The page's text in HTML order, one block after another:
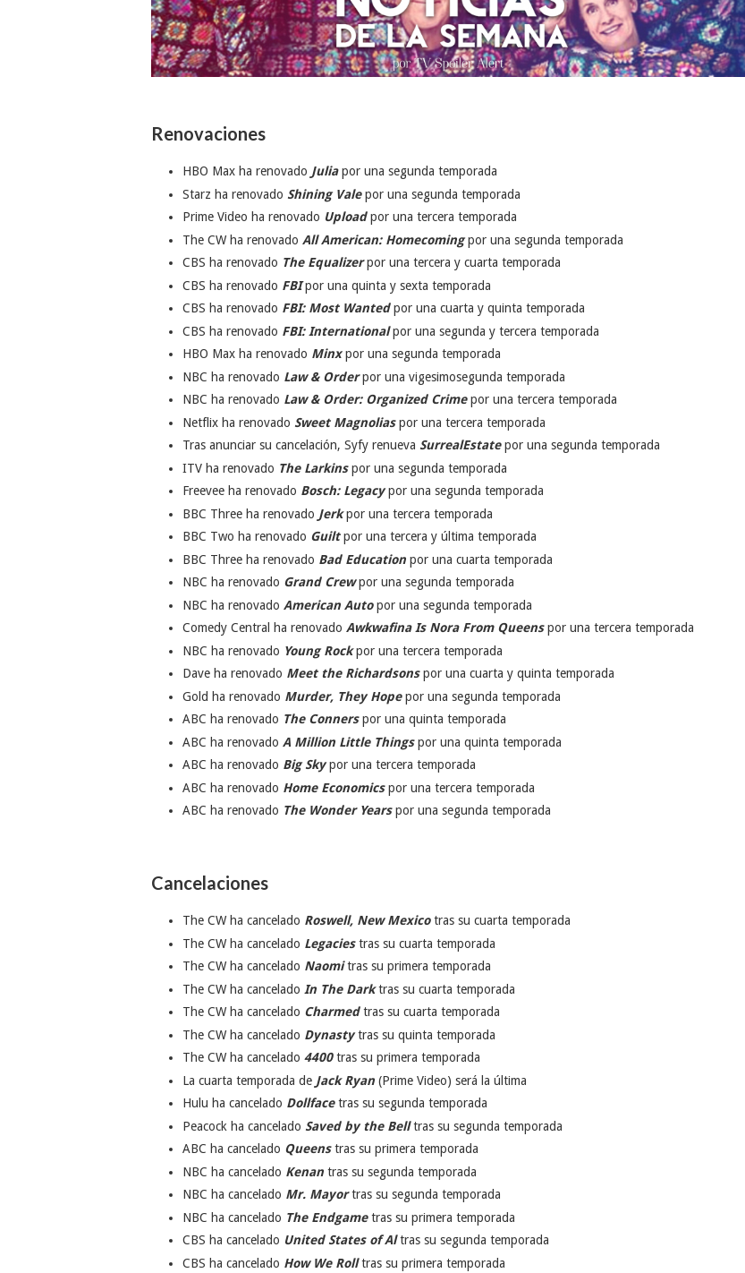
Renovaciones
HBO Max ha renovado Juliapor una segunda temporada
Starz ha renovado Shining Valepor una segunda temporada
Prime Video ha renovado Uploadpor una tercera temporada
The CW ha renovado All American: Homecomingpor una segunda temporada
CBS ha renovado The Equalizerpor una tercera y cuarta temporada
CBS ha renovado FBIpor una quinta y sexta temporada
CBS ha renovado FBI: Most Wantedpor una cuarta y quinta temporada
CBS ha renovado FBI: Internationalpor una segunda y tercera temporada
HBO Max ha renovado Minxpor una segunda temporada
NBC ha renovado Law & Orderpor una vigesimosegunda temporada
NBC ha renovado Law & Order: Organized Crimepor una tercera temporada
Netflix ha renovado Sweet Magnoliaspor una tercera temporada
Tras anunciar su cancelación, Syfy renueva SurrealEstatepor una segunda temporada
ITV ha renovado The Larkinspor una segunda temporada
Freevee ha renovado Bosch: Legacypor una segunda temporada
BBC Three ha renovado Jerkpor una tercera temporada
BBC Two ha renovado Guiltpor una tercera y última temporada
BBC Three ha renovado Bad Educationpor una cuarta temporada
NBC ha renovado Grand Crewpor una segunda temporada
NBC ha renovado American Autopor una segunda temporada
Comedy Central ha renovado Awkwafina Is Nora From Queenspor una tercera temporada
NBC ha renovado Young Rockpor una tercera temporada
Dave ha renovado Meet the Richardsonspor una cuarta y quinta temporada
Gold ha renovado Murder, They Hopepor una segunda temporada
ABC ha renovado The Connerspor una quinta temporada
ABC ha renovado A Million Little Thingspor una quinta temporada
ABC ha renovado Big Skypor una tercera temporada
ABC ha renovado Home Economicspor una tercera temporada
ABC ha renovado The Wonder Yearspor una segunda temporada
Cancelaciones
The CW ha cancelado Roswell, New Mexicotras su cuarta temporada
The CW ha cancelado Legaciestras su cuarta temporada
The CW ha cancelado Naomitras su primera temporada
The CW ha cancelado In The Darktras su cuarta temporada
The CW ha cancelado Charmedtras su cuarta temporada
The CW ha cancelado Dynastytras su quinta temporada
The CW ha cancelado 4400tras su primera temporada
La cuarta temporada de Jack Ryan(Prime Video) será la última
Hulu ha cancelado Dollfacetras su segunda temporada
Peacock ha cancelado Saved by the Belltras su segunda temporada
ABC ha cancelado Queenstras su primera temporada
NBC ha cancelado Kenantras su segunda temporada
NBC ha cancelado Mr. Mayortras su segunda temporada
NBC ha cancelado The Endgametras su primera temporada
CBS ha cancelado United States of Altras su segunda temporada
CBS ha cancelado How We Rolltras su primera temporada